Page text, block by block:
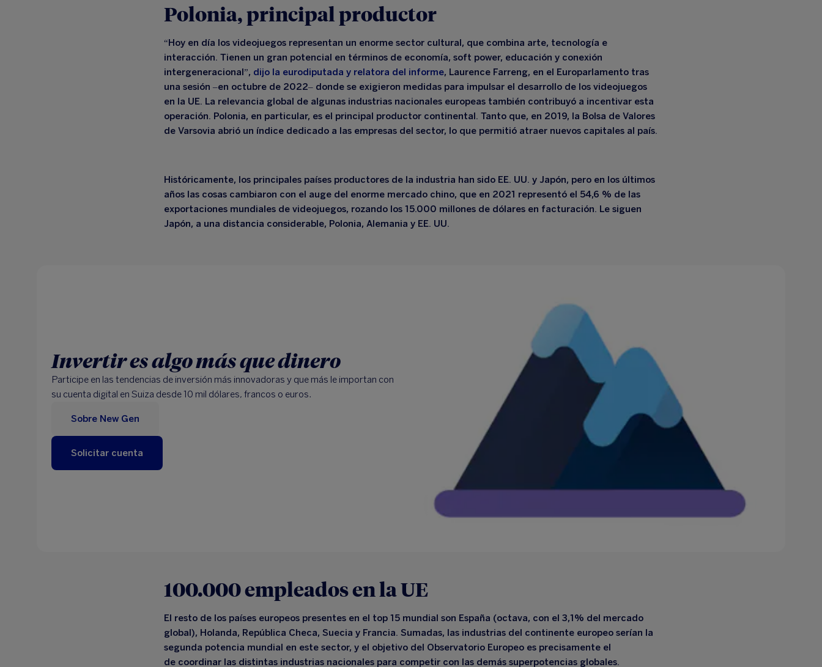
Polonia, principal productor
“Hoy en día los videojuegos representan un enorme sector cultural, que combina arte, tecnología e
interacción. Tienen un gran potencial en términos de economía, soft power, educación y conexión
intergeneracional”, dijo la eurodiputada y relatora del informe, Laurence Farreng, en el Europarlamento tras
una sesión –en octubre de 2022– donde se exigieron medidas para impulsar el desarrollo de los videojuegos
en la UE. La relevancia global de algunas industrias nacionales europeas también contribuyó a incentivar esta
operación. Polonia, en particular, es el principal productor continental. Tanto que, en 2019, la Bolsa de Valores
de Varsovia abrió un índice dedicado a las empresas del sector, lo que permitió atraer nuevos capitales al país.
Históricamente, los principales países productores de la industria han sido EE. UU. y Japón, pero en los últimos
años las cosas cambiaron con el auge del enorme mercado chino, que en 2021 representó el 54,6 % de las
exportaciones mundiales de videojuegos, rozando los 15.000 millones de dólares en facturación. Le siguen
Japón, a una distancia considerable, Polonia, Alemania y EE. UU.
Invertir es algo más que dinero
Participe en las tendencias de inversión más innovadoras y que más le importan con
su cuenta digital en Suiza desde 10 mil dólares, francos o euros.
Solicitar cuenta
Sobre New Gen
100.000 empleados en la UE
El resto de los países europeos presentes en el top 15 mundial son España (octava, con el 3,1% del mercado
global), Holanda, República Checa, Suecia y Francia. Sumadas, las industrias del continente europeo serían la
segunda potencia mundial en este sector, y el objetivo del Observatorio Europeo es precisamente el
de coordinar las distintas industrias nacionales para competir con las demás superpotencias globales.